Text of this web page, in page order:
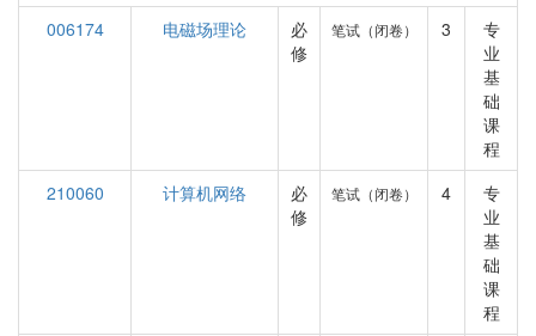
006174 电磁场理论
必
修
笔试（闭卷） 3
专
业
基
础
课
程
210060
计算机网络
必
修
笔试（闭卷） 4
专
业
基
础
课
程